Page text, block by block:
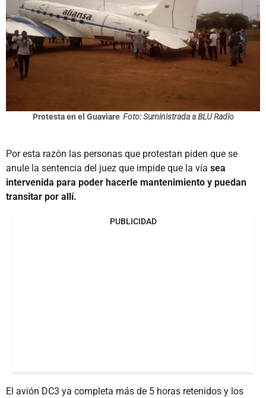
Protesta en el Guaviare Foto: Suministrada a BLU Radio
Por esta razón las personas que protestan piden que se
anule la sentencia del juez que impide que la vía sea
intervenida para poder hacerle mantenimiento y puedan
transitar por allí.
PUBLICIDAD
El avión DC3 ya completa más de 5 horas retenidos y los